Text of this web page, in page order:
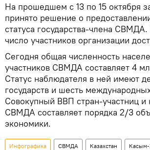
На прошедшем с 13 по 15 октября
принято решение о
статуса государства-члена
число участников организации
Сегодня общая численность
участников СВМДА составляет 4
Статус наблюдателя в ней имеют
государств и шесть
Совокупный ВВП стран-участниц и
СВМДА составляет порядка 2/3
экономики.
Инфографика СВМДА Казахстан Касым-